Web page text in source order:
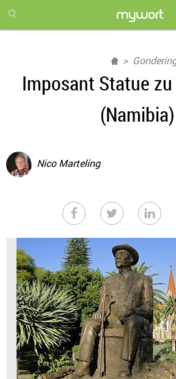
month
free
Imposant Statue
(Namibia)
Nico Marteling